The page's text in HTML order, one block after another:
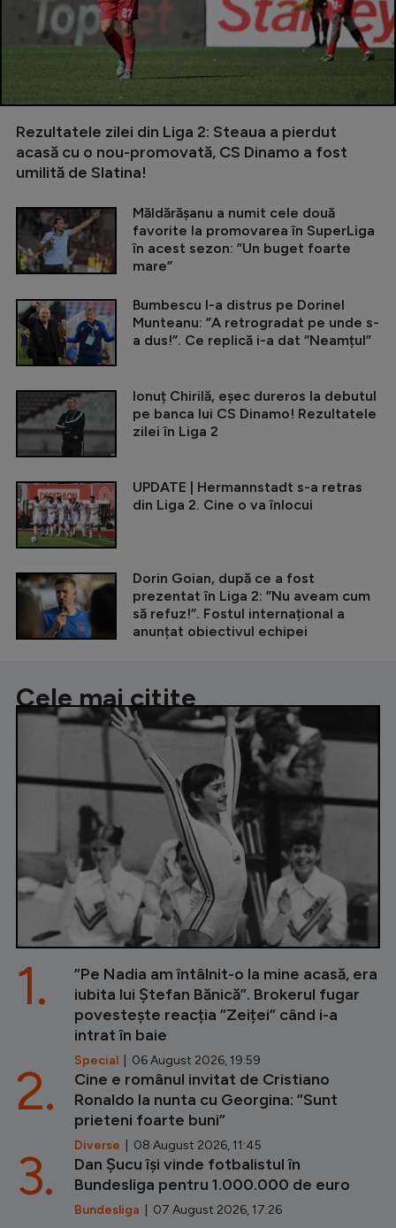
Rezultatele zilei din Liga 2: Steaua a pierdut
acasă cu o nou-promovată, CS Dinamo a fost
umilită de Slatina!
Măldărășanu a numit cele două
favorite la promovarea în SuperLiga
în acest sezon: ”Un buget foarte
mare”
Bumbescu l-a distrus pe Dorinel
Munteanu: ”A retrogradat pe unde s-
a dus!”. Ce replică i-a dat ”Neamțul”
Ionuț Chirilă, eșec dureros la debutul
pe banca lui CS Dinamo! Rezultatele
zilei în Liga 2
UPDATE | Hermannstadt s-a retras
din Liga 2. Cine o va înlocui
Dorin Goian, după ce a fost
prezentat în Liga 2: ”Nu aveam cum
să refuz!”. Fostul internațional a
anunțat obiectivul echipei
Cele mai citite
”Pe Nadia am întâlnit-o la mine acasă, era
iubita lui Ștefan Bănică”. Brokerul fugar
povestește reacția ”Zeiței” când i-a
intrat în baie
Special | 06 August 2026, 19:59
1.
Cine e românul invitat de Cristiano
Ronaldo la nunta cu Georgina: ”Sunt
prieteni foarte buni”
Diverse | 08 August 2026, 11:45
2.
Dan Șucu își vinde fotbalistul în
Bundesliga pentru 1.000.000 de euro
Bundesliga | 07 August 2026, 17:26
3.